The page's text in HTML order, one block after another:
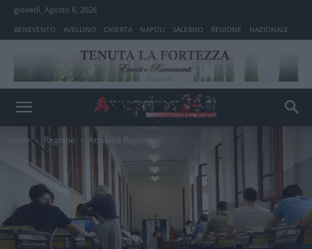
giovedì, Agosto 6, 2026
BENEVENTO AVELLINO CASERTA NAPOLI SALERNO REGIONE NAZIONALE
Home Regione Attualità Regione